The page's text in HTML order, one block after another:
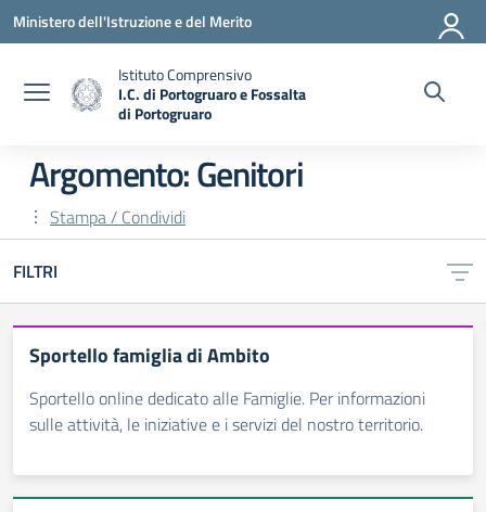
Vai ai contenuti
Vai al menu di navigazione
Vai al footer
Ministero dell'Istruzione e del Merito
Istituto Comprensivo
I.C. di Portogruaro e Fossalta
di Portogruaro
Argomento: Genitori
Stampa / Condividi
FILTRI
Sportello famiglia di Ambito
Sportello online dedicato alle Famiglie. Per informazioni
sulle attività, le iniziative e i servizi del nostro territorio.